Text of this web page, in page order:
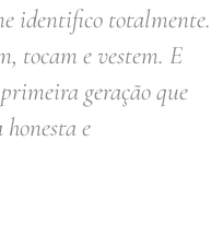
identifico totalmente.
tocam e vestem. E
geração que
e